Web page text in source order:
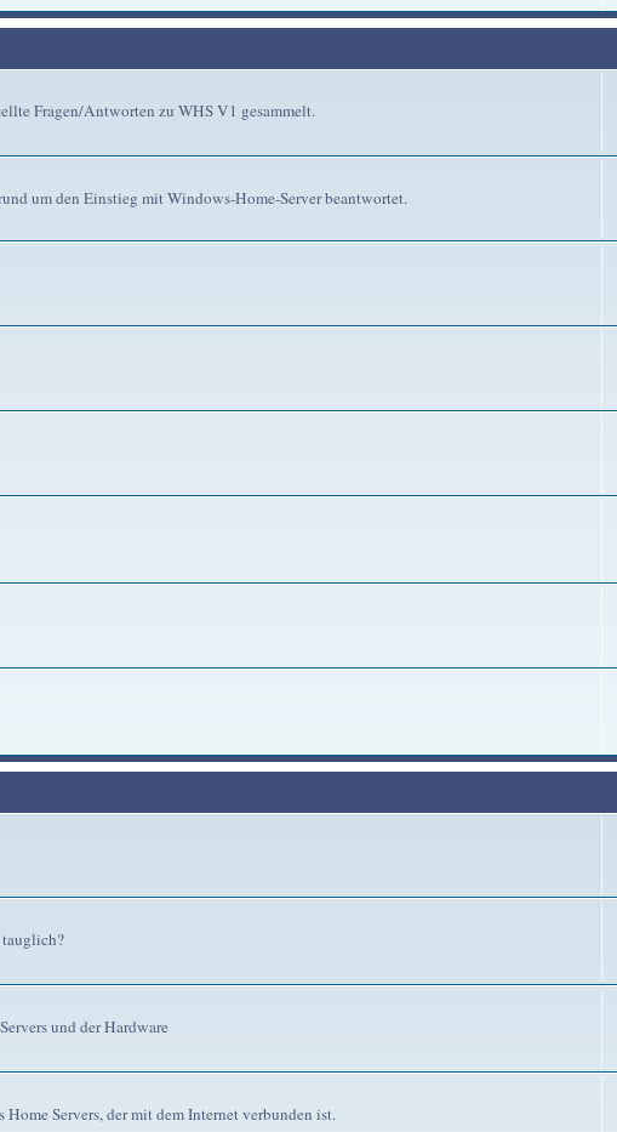
Fragen/Antworten zu WHS V1 gesammelt.
um den Einstieg mit Windows-Home-Server beantwortet.
tauglich?
und der Hardware
Servers, der mit dem Internet verbunden ist.